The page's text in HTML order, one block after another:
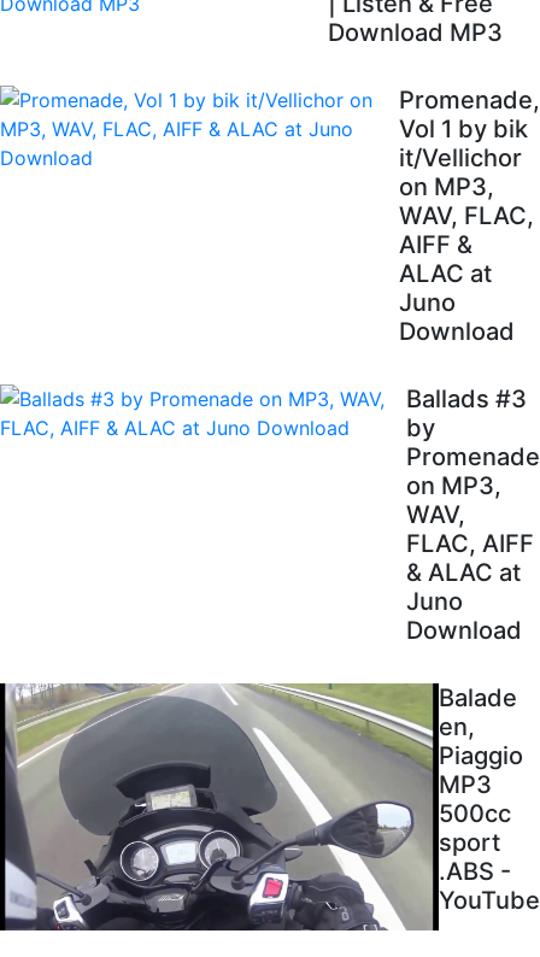
Download MP3
Promenade,
Vol 1 by bik
it/Vellichor
on MP3,
WAV, FLAC,
AIFF &
ALAC at
Juno
Download
Ballads #3
by
Promenade
on MP3,
WAV,
FLAC, AIFF
& ALAC at
Juno
Download
Balade
en,
Piaggio
MP3
500cc
sport
.ABS -
YouTube